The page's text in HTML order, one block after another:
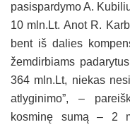
pasispardymo A.
10 mln.Lt. Anot R.
bent iš dalies
žemdirbiams
364 mln.Lt, niekas
atlyginimo”, –
kosminę sumą – 2